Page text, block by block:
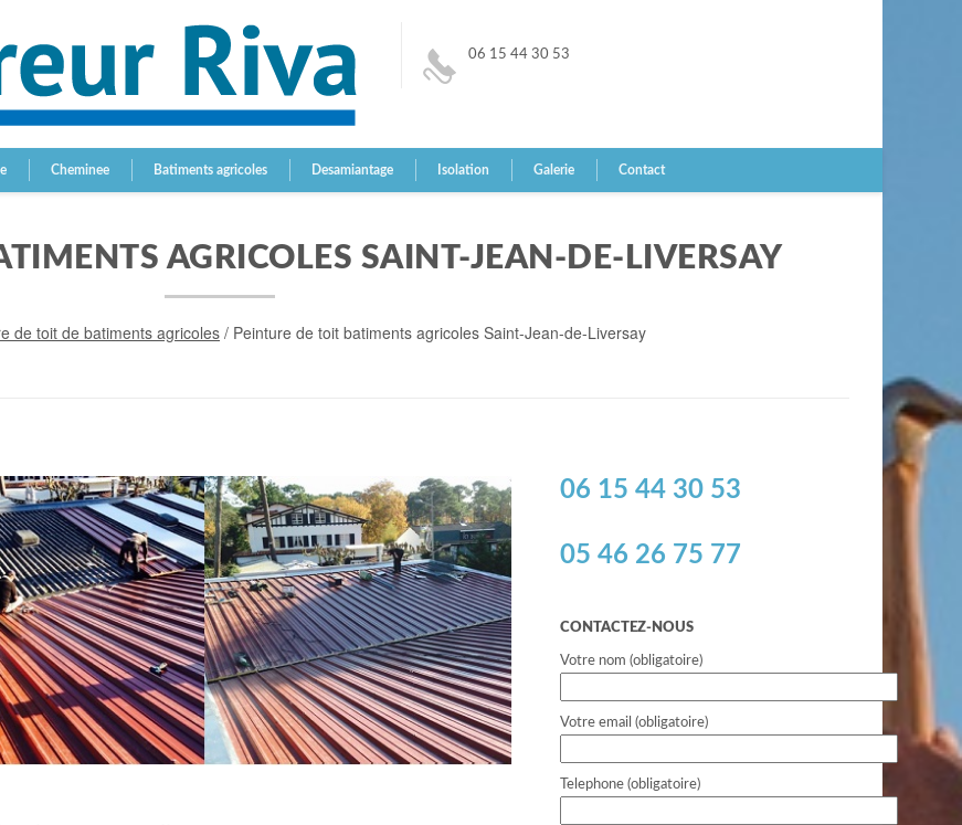
06 15 44 30 53
Cheminee Batiments agricoles Desamiantage Isolation Galerie Contact
AGRICOLES SAINT-JEAN-DE-LIVERSAY
de toit de batiments agricoles / Peinture de toit batiments agricoles Saint-Jean-de-Liversay
06 15 44 30 53
05 46 26 75 77
CONTACTEZ-NOUS
Votre nom (obligatoire)
Votre email (obligatoire)
Telephone (obligatoire)